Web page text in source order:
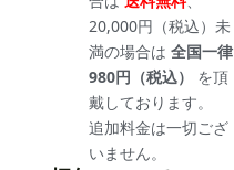
20,000円（税込）未
満の場合は 全国一律
980円（税込）
を頂
戴しております。
追加料金は一切ござ
いません。